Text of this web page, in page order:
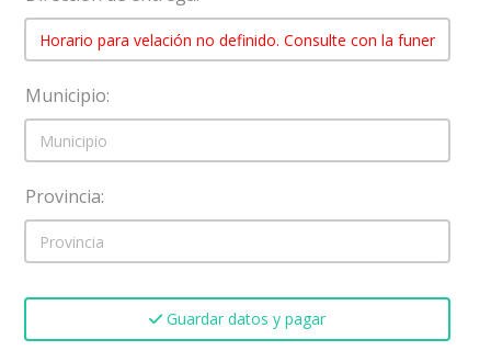
Municipio:
Provincia:
Guardar datos y pagar